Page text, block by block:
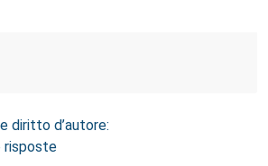
diritto d’autore:
risposte